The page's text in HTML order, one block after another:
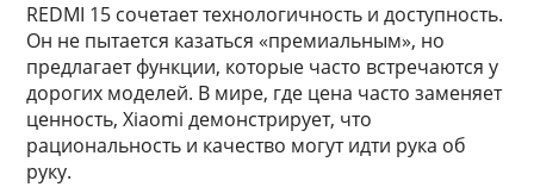
REDMI 15 сочетает технологичность и доступность.
Он не пытается казаться «премиальным», но
предлагает функции, которые часто встречаются у
дорогих моделей. В мире, где цена часто заменяет
ценность, Xiaomi демонстрирует, что
рациональность и качество могут идти рука об
руку.